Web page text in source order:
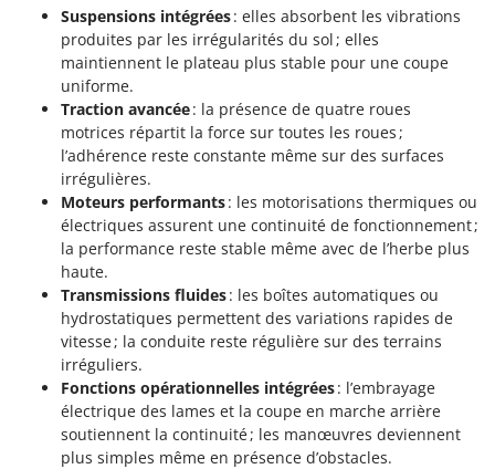
Spice Electronics
Spiralmac
Spring Protezione
Spyro
Stanley
Stiga
Stocker
Sunseeker
Tecla
TecnoGen
Tellarini Pompe
Telwin
Tenco
Suspensions intégrées: elles absorbent les vibrations
produites par les irrégularités du sol ; elles
maintiennent le plateau plus stable pour une coupe
uniforme.
Traction avancée: la présence de quatre roues
motrices répartit la force sur toutes les roues ;
l’adhérence reste constante même sur des surfaces
irrégulières.
Moteurs performants: les motorisations thermiques ou
électriques assurent une continuité de fonctionnement ;
la performance reste stable même avec de l’herbe plus
haute.
Transmissions fluides: les boîtes automatiques ou
hydrostatiques permettent des variations rapides de
vitesse ; la conduite reste régulière sur des terrains
irréguliers.
Fonctions opérationnelles intégrées: l’embrayage
électrique des lames et la coupe en marche arrière
soutiennent la continuité ; les manœuvres deviennent
plus simples même en présence d’obstacles.